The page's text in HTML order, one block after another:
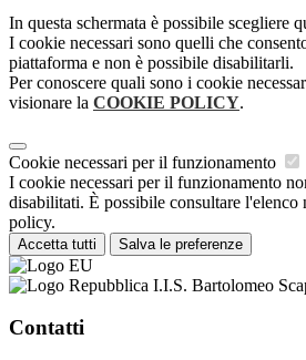
In questa schermata è possibile scegliere
I cookie necessari sono quelli che
piattaforma e non è possibile disabilitarli.
Per conoscere quali sono i cookie
visionare la COOKIE POLICY.
Cookie necessari per il funzionamento
I cookie necessari per il funzionamento
disabilitati. È possibile consultare l'elenco
policy.
Accetta tutti Salva le preferenze
I.I.S. Bartolomeo
Contatti